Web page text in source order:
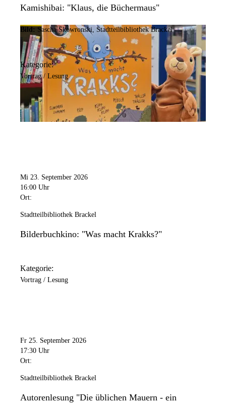
Kamishibai: "Klaus, die Büchermaus"
Bild: Sascha Skowronski, Stadtteilbibliothek Brackel
Kategorie:
Vortrag / Lesung
Mi 23. September 2026
16:00 Uhr
Ort:
Stadtteilbibliothek Brackel
Bilderbuchkino: "Was macht Krakks?"
Kategorie:
Vortrag / Lesung
Fr 25. September 2026
17:30 Uhr
Ort:
Stadtteilbibliothek Brackel
Autorenlesung "Die üblichen Mauern - ein